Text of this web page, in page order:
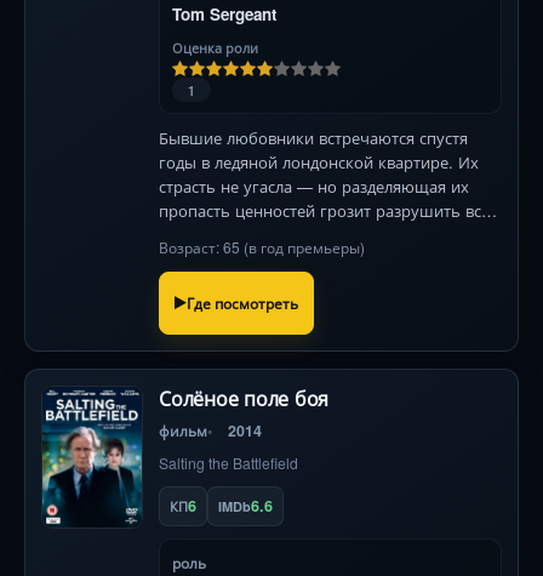
Tom Sergeant
Оценка роли
1
Бывшие любовники встречаются спустя
годы в ледяной лондонской квартире. Их
страсть не угасла — но разделяющая их
пропасть ценностей грозит разрушить всё
Возраст: 65 (в год премьеры)
Где посмотреть
Солёное поле боя
фильм 2014
Salting the Battlefield
КП6 IMDb6.6
роль